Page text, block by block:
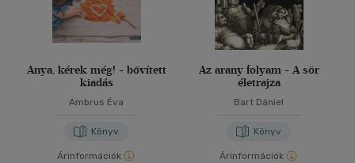
Anya, kérek még! - bővített
kiadás
Ambrus Éva
Könyv
Árinformációk
Az arany folyam - A sör
életrajza
Bart Dániel
Könyv
Árinformációk